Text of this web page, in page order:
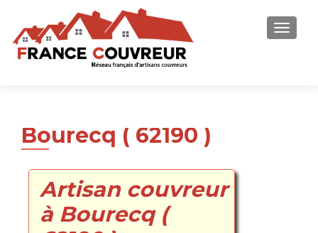
Bourecq ( 62190 )
Artisan couvreur
à Bourecq (